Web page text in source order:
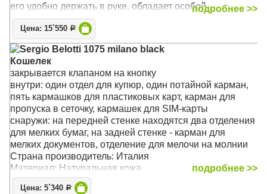
его удобно держать в руке, обладает особой
прочностью и надолго сохраняет привлекательный
внешний вид даже при активном использовании.Его
удобно брать с собой в командировки или
путешествия. Кошелёк из натуральной кожи послужит
хорошим подарком коллеге или любимому мужчине.
Кошелек упакован в подарочную коробку, которая
подчеркнет премиальность подарка
Материал: Высококачественная телячья кожа
Размер: 18,5 х 9,5 х 1 см
подробнее >>
Цена: 15`550 Р
Sergio Belotti 1075 milano black
Кошелек
закрывается клапаном на кнопку
внутри: один отдел для купюр, один потайной карман,
пять кармашков для пластиковых карт, карман для
пропуска в сеточку, кармашек для SIM-карты
снаружи: на передней стенке находятся два отделения
для мелких бумаг, на задней стенке - карман для
мелких документов, отделение для мелочи на молнии
Страна производитель: Италия
Материал: Натуральная кожа
Размер: 17.5 x 9 x 1.5 см
подробнее >>
Цена: 5`340 Р